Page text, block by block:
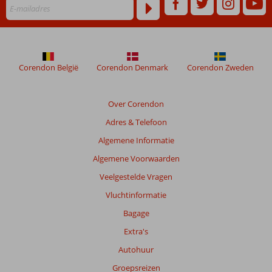
maanden
niet
meer
Over Corendon
Adres & Telefoon
Algemene Informatie
Algemene Voorwaarden
Veelgestelde Vragen
Vluchtinformatie
Bagage
Extra's
Autohuur
Groepsreizen
Corendon België Corendon Denmark Corendon Zweden